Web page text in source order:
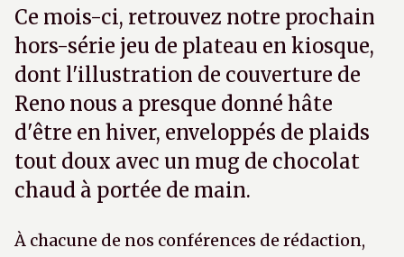
Ce mois-ci, retrouvez notre prochain
hors-série jeu de plateau en kiosque,
dont l'illustration de couverture de
Reno nous a presque donné hâte
d'être en hiver, enveloppés de plaids
tout doux avec un mug de chocolat
chaud à portée de main.
À chacune de nos conférences de rédaction,